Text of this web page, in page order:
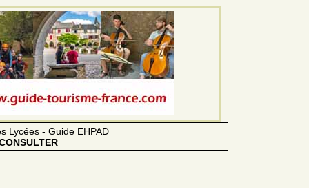
Lycées - Guide EHPAD